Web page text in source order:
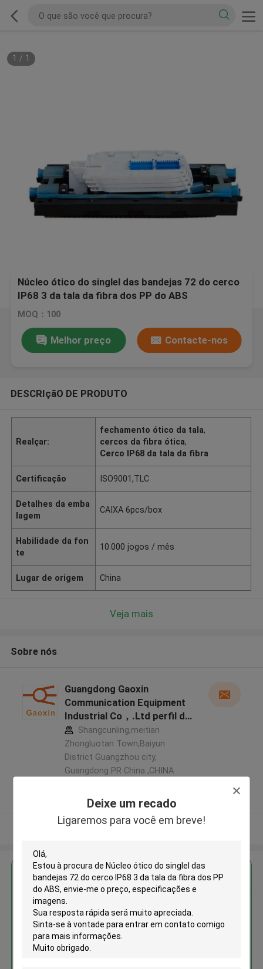
Deixe um recado
Ligaremos para você em breve!
1 / 1
Núcleo ótico do singlel das bandejas 72 do cerco
IP68 3 da tala da fibra dos PP do ABS
MOQ：100
Melhor preço Contacte-nos
DESCRIçãO DE PRODUTO
Realçar:
fechamento ótico da tala,
cercos da fibra ótica,
Cerco IP68 da tala da fibra
Certificação ISO9001,TLC
Detalhes da emba
lagem
CAIXA 6pcs/box
Habilidade da fon
te
10.000 jogos / mês
Lugar de origem China
Veja mais
Sobre nós
Guangdong Gaoxin
Communication Equipment
Industrial Co，.Ltd perfil do
fabricante
Shangcunling,meitian
Zhongluotan Town,Baiyun
District Guangzhou city,
Guangdong PR China ,CHINA
Fornecedor verificado
Veja mais
Obter o melhor preço para
Núcleo ótico do singlel das
bandejas 72 do cerco IP68 3 da
tala da fibra dos PP do ABS